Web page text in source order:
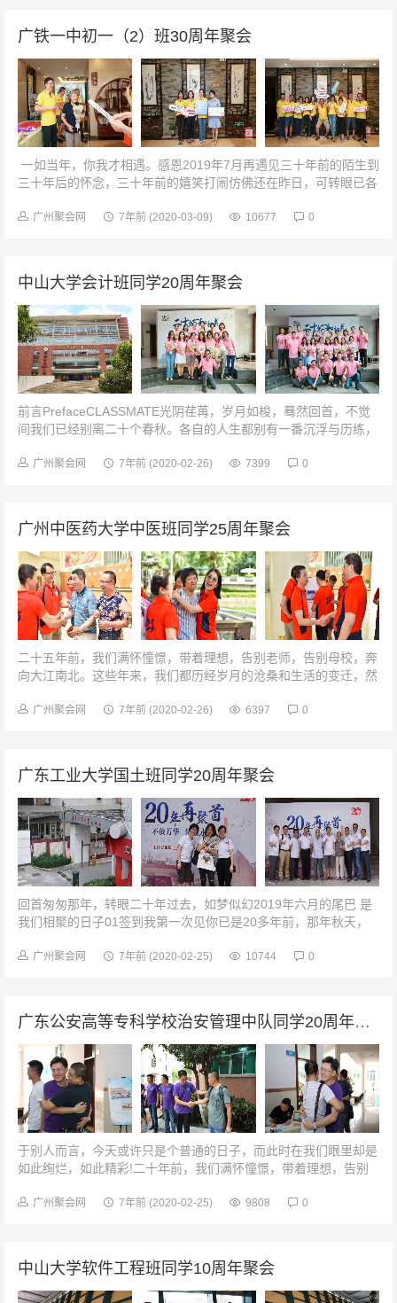
广铁一中初一（2）班30周年聚会
一如当年，你我才相遇。感恩2019年7月再遇见三十年前的陌生到
三十年后的怀念，三十年前的嬉笑打闹仿佛还在昨日，可转眼已各
们恩师；感...
广州聚会网 7年前 (2020-03-09) 10677 0
中山大学会计班同学20周年聚会
前言PrefaceCLASSMATE光阴荏苒，岁月如梭，蓦然回首，不觉
间我们已经别离二十个春秋。各自的人生都别有一番沉浮与历练，
的幸福,虽然...
广州聚会网 7年前 (2020-02-26) 7399 0
广州中医药大学中医班同学25周年聚会
二十五年前，我们满怀憧憬，带着理想，告别老师，告别母校，奔
向大江南北。这些年来，我们都历经岁月的沧桑和生活的变迁，然
今也已为人之父，为人之母，...
广州聚会网 7年前 (2020-02-26) 6397 0
广东工业大学国土班同学20周年聚会
回首匆匆那年，转眼二十年过去，如梦似幻2019年六月的尾巴 是
我们相聚的日子01签到我第一次见你已是20多年前，那年秋天，
呼，你我还...
广州聚会网 7年前 (2020-02-25) 10744 0
广东公安高等专科学校治安管理中队同学20周年聚会
于别人而言，今天或许只是个普通的日子，而此时在我们眼里却是
如此绚烂，如此精彩!二十年前，我们满怀憧憬，带着理想，告别
桑和生活的变迁，然而，永远...
广州聚会网 7年前 (2020-02-25) 9808 0
中山大学软件工程班同学10周年聚会